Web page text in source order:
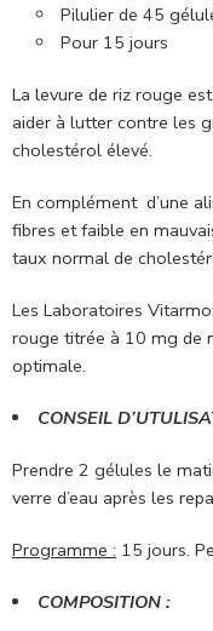
Pilulier de 45
Pour 15 jours
La levure de riz rouge
aider à lutter contre les
cholestérol élevé.
En complément d’une
fibres et faible en
taux normal de
Les Laboratoires
rouge titrée à 10 mg de
optimale.
CONSEIL
Prendre 2 gélules le
verre d’eau après les
Programme : 15 jours.
COMPOSITION :